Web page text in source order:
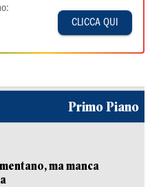
CLICCA QUI
Primo Piano
ma manca